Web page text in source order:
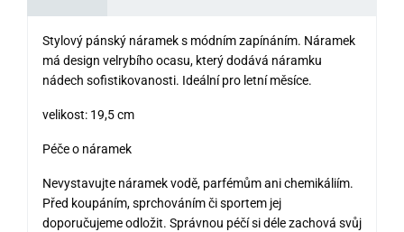
Stylový pánský náramek s módním zapínáním. Náramek
má design velrybího ocasu, který dodává náramku
nádech sofistikovanosti. Ideální pro letní měsíce.
velikost: 19,5 cm
Péče o náramek
Nevystavujte náramek vodě, parfémům ani chemikáliím.
Před koupáním, sprchováním či sportem jej
doporučujeme odložit. Správnou péčí si déle zachová svůj